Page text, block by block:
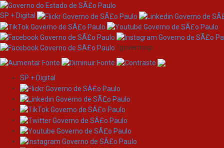
Skip
navigation
SP + Digital
/governosp
SP + Digital
Search